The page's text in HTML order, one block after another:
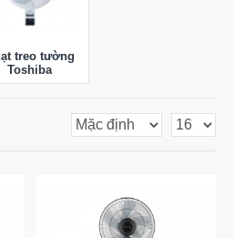
treo tường
Toshiba